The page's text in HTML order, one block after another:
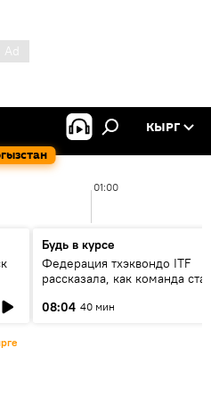
КЫРГ
01:00
Будь в курсе
Федерация тхэквондо ITF
рассказала, как команда
08:04 40 мин